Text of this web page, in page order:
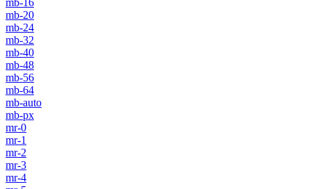
mb-20
mb-24
mb-32
mb-40
mb-48
mb-56
mb-64
mb-auto
mb-px
mr-0
mr-1
mr-2
mr-3
mr-4